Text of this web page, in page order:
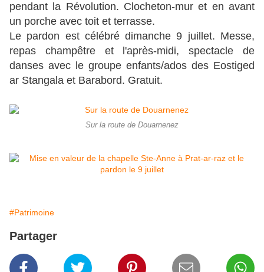
pendant la Révolution. Clocheton-mur et en avant
un porche avec toit et terrasse.
Le pardon est célébré dimanche 9 juillet. Messe,
repas champêtre et l'après-midi, spectacle de
danses avec le groupe enfants/ados des Eostiged
ar Stangala et Barabord. Gratuit.
Sur la route de Douarnenez
#Patrimoine
Partager